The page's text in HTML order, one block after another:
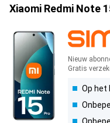
Xiaomi Redmi Note
Nieuw
Gratis
Op het